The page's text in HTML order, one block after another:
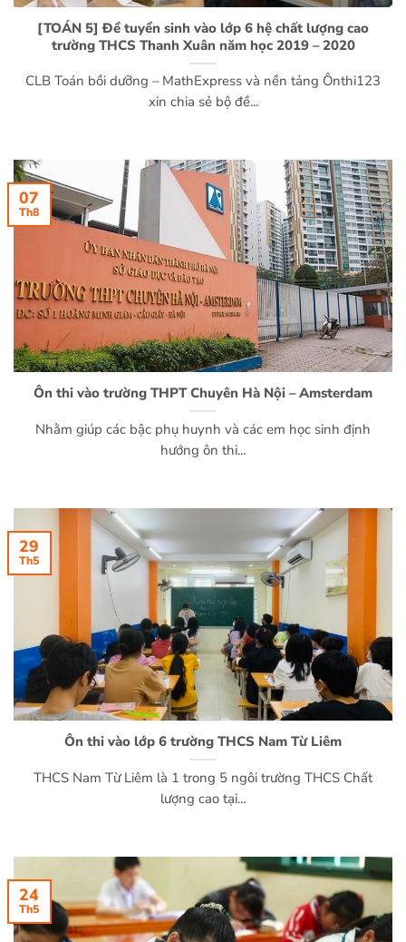
[TOÁN 5] Đề tuyển sinh vào lớp 6 hệ chất lượng cao
trường THCS Thanh Xuân năm học 2019 – 2020
CLB Toán bồi dưỡng – MathExpress và nền tảng Ônthi123
xin chia sẻ bộ đề...
Ôn thi vào trường THPT Chuyên Hà Nội – Amsterdam
Nhằm giúp các bậc phụ huynh và các em học sinh định
hướng ôn thi...
07
Th8
Ôn thi vào lớp 6 trường THCS Nam Từ Liêm
THCS Nam Từ Liêm là 1 trong 5 ngôi trường THCS Chất
lượng cao tại...
29
Th5
24
Th5